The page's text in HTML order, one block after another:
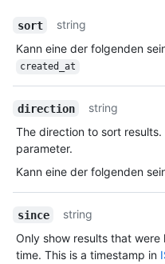
sort
string
Kann eine der folgenden
created_at
direction
string
The direction to sort
parameter.
Kann eine der folgenden
since
string
Only show results that
time. This is a timestamp in